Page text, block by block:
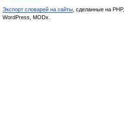
Экспорт словарей на сайты , сделанные на PHP,
WordPress, MODx.